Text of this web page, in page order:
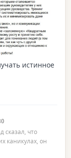
истинное
сказал, что
каникулах, он